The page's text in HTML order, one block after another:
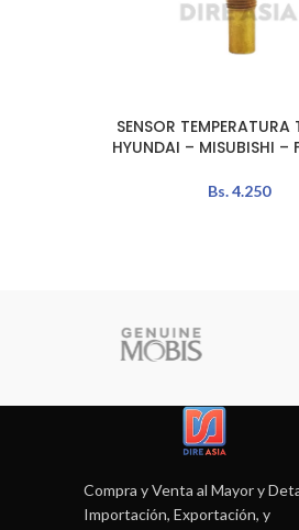
LEER MÁS
SENSOR TEMPERATURA
HYUNDAI – MISUBISHI –
Bs.4.250
Compra y Venta al Mayor y
Importación, Exportación, y